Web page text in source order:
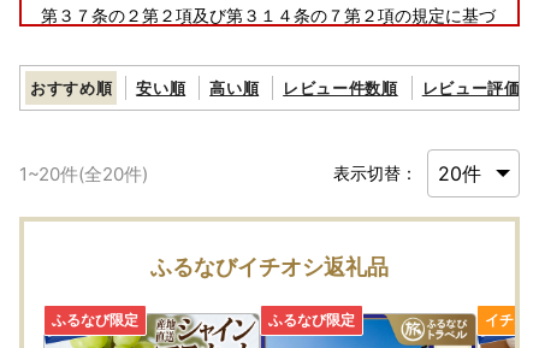
第３７条の２第２項及び第３１４条の７第２項の規定に基づ
富士吉田市への「ふるさと納税」は地方税法（昭和２５年法
律第２２６号）第３７条の２第一項の規定による寄附金税額
■ワンストップ特例申請が完全ペーパーレスに！申請アプリ
ワンストップ特例申請が完全ペーパーレスで申請できます！
富士吉田市では、ふるさと納税をいただいた皆様のご負担を
軽減するために、スマートフォンのみで完結できるアプリ
「IAM」を導入しました。
※申請には「マイナンバーカード」が必要です。
おすすめ順 安い順 高い順 レビュー件数順 レビュー評価順
1~20件(全20件) 表示切替：
ふるなびイチオシ返礼品